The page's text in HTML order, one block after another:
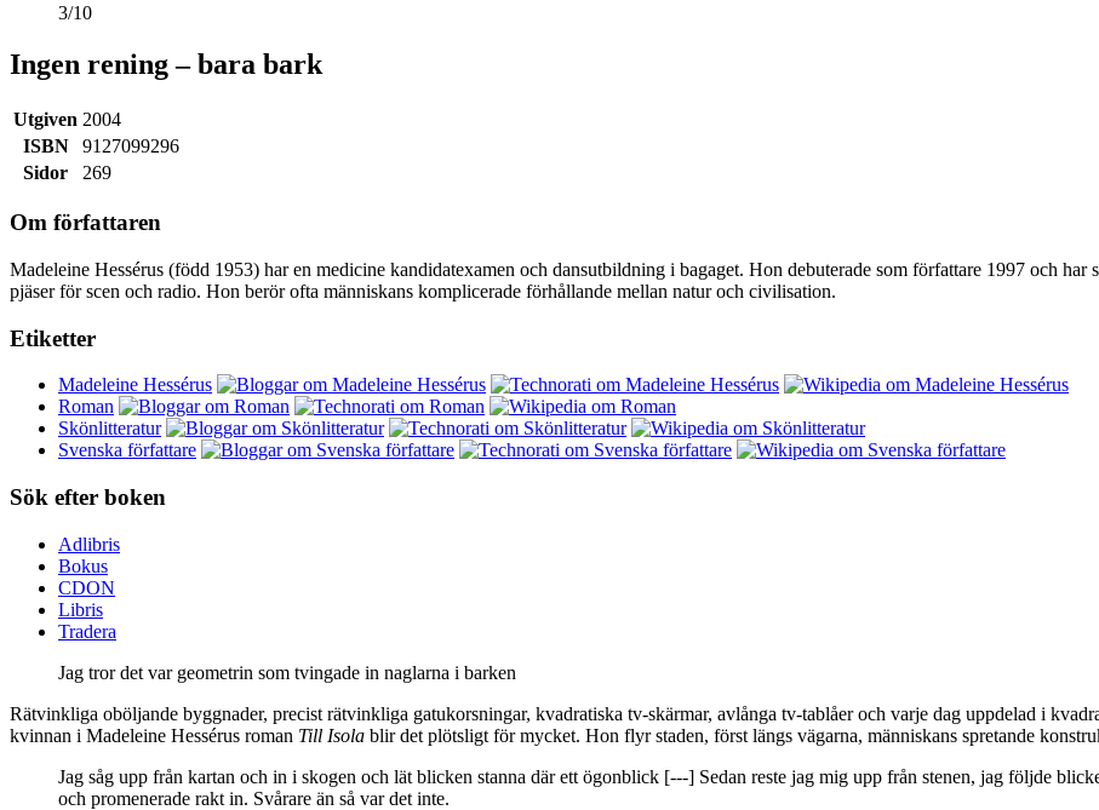
3/10
Ingen rening – bara bark
Utgiven 2004
ISBN
9127099296
Sidor
269
Om författaren
Madeleine Hessérus (född 1953) har en medicine kandidatexamen och dansutbildning i bagaget. Hon debuterade som författare 1997 och
pjäser för scen och radio. Hon berör ofta människans komplicerade förhållande mellan natur och civilisation.
Etiketter
Madeleine Hessérus
Roman
Skönlitteratur
Svenska författare
Sök efter boken
Adlibris
Bokus
CDON
Libris
Tradera
Jag tror det var geometrin som tvingade in naglarna i barken
Rätvinkliga oböljande byggnader, precist rätvinkliga gatukorsningar, kvadratiska tv-skärmar, avlånga tv-tablåer och varje dag uppdelad i
kvinnan i Madeleine Hessérus roman Till Isola blir det plötsligt för mycket. Hon flyr staden, först längs vägarna, människans spretande
Jag såg upp från kartan och in i skogen och lät blicken stanna där ett ögonblick [---] Sedan reste jag mig upp från stenen, jag följde
och promenerade rakt in. Svårare än så var det inte.